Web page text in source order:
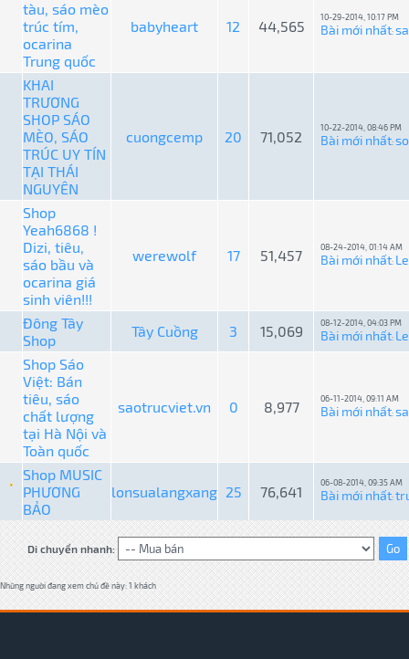
tàu, sáo mèo
trúc tím,
ocarina
Trung quốc
babyheart 12 44,565
10-29-2014, 10:17 PM
Bài mới nhất:
KHAI
TRƯƠNG
SHOP SÁO
MÈO, SÁO
TRÚC UY TÍN
TẠI THÁI
NGUYÊN
cuongcemp 20 71,052
10-22-2014, 08:46 PM
Bài mới nhất:
Shop
Yeah6868 !
Dizi, tiêu,
sáo bầu và
ocarina giá
sinh viên!!!
werewolf 17 51,457 08-24-2014, 01:14 AM
Bài mới nhất:
Đông Tây
Shop
Tây Cuồng 3 15,069 08-12-2014, 04:03 PM
Bài mới nhất:
Shop Sáo
Việt: Bán
tiêu, sáo
chất lượng
tại Hà Nội và
Toàn quốc
saotrucviet.vn 0 8,977 06-11-2014, 09:11 AM
Bài mới nhất:
Shop MUSIC
PHƯƠNG
BẢO
lonsualangxang 25 76,641
06-08-2014, 09:35 AM
Bài mới nhất:
Di chuyển nhanh:
Những người đang xem chủ đề này: 1 khách